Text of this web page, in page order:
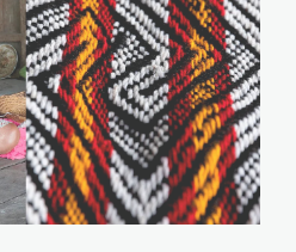
kuin—